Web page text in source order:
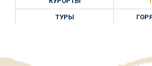
ТУРЫ